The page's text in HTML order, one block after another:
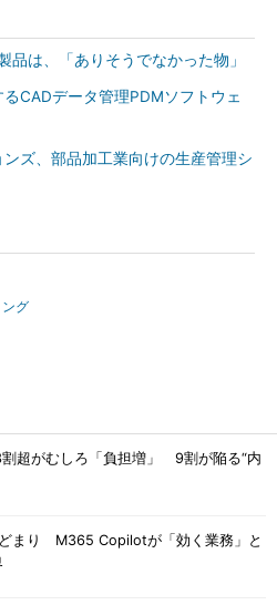
品は、「ありそうでなかった物」
CADデータ管理PDMソフトウェ
ズ、部品加工業向けの生産管理シ
グ
割超がむしろ「負担増」 9割が陥る“内
まり M365 Copilotが「効く業務」と